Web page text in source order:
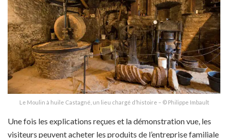
Le Moulin à huile Castagné, un lieu chargé d’histoire – © Philippe Imbault
Une fois les explications reçues et la démonstration vue, les
visiteurs peuvent acheter les produits de l’entreprise familiale